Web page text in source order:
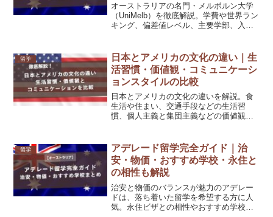
オーストラリアの名門・メルボルン大学
（UniMelb）を徹底解説。学費や世界ラン
キング、偏差値レベル、主要学部、入学
紹介します。
留学
日本とアメリカの文化の違い｜生
活習慣・価値観・コミュニケーシ
ョンスタイルの比較
日本とアメリカの文化の違いを解説。食
生活や住まい、交通手段などの生活習
慣、個人主義と集団主義などの価値観、
留学
アデレード留学完全ガイド｜治
安・物価・おすすめ学校・永住と
の相性も解説
治安と物価のバランスが魅力のアデレー
ドは、落ち着いた留学を希望する方に人
気。永住ビザとの相性やおすすめ学校も